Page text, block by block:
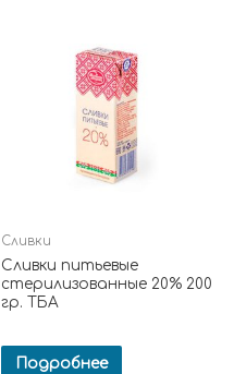
Сливки
Сливки питьевые
стерилизованные 20% 200
гр. ТБА
Подробнее